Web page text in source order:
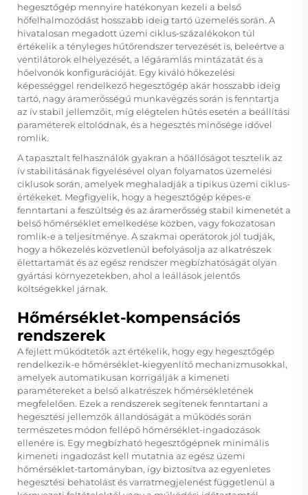
hegesztőgép mennyire hatékonyan kezeli a belső
hőfelhalmozódást hosszabb ideig tartó üzemelés során. A
hivatalosan megadott üzemi ciklus-százalékokon túl
értékelik a tényleges hűtőrendszer tervezését is, beleértve a
ventilátorok elhelyezését, a légáramlás mintázatát és a
hőelvonók konfigurációját. Egy kiváló hőkezelési
képességgel rendelkező hegesztőgép akár hosszabb ideig
tartó, nagy áramerősségű munkavégzés során is fenntartja
az ív stabil jellemzőit, míg elégtelen hűtés esetén a beállítási
paraméterek eltolódnak, és a hegesztés minősége idővel
romlik.
A tapasztalt felhasználók gyakran a hőállóságot tesztelik az
ív stabilitásának figyelésével olyan folyamatos üzemelési
ciklusok során, amelyek meghaladják a tipikus üzemi ciklus-
értékeket. Megfigyelik, hogy a hegesztőgép képes-e
fenntartani a feszültség és az áramerősség stabil kimenetét a
belső hőmérséklet emelkedése közben, vagy fokozatosan
romlik-e a teljesítménye. A szakmai operátorok jól tudják,
hogy a hőkezelés közvetlenül befolyásolja az alkatrészek
élettartamát és az egész rendszer megbízhatóságát olyan
gyártási környezetekben, ahol a leállások jelentős
költségekkel járnak.
Hőmérséklet-kompensációs
rendszerek
A fejlett működtetők azt értékelik, hogy egy hegesztőgép
rendelkezik-e hőmérséklet-kiegyenlítő mechanizmusokkal,
amelyek automatikusan korrigálják a kimeneti
paramétereket a belső alkatrészek hőmérsékletének
megfelelően. Ezek a rendszerek segítenek fenntartani a
hegesztési jellemzők állandóságát a működés során
természetes módon fellépő hőmérséklet-ingadozások
ellenére is. Egy megbízható hegesztőgépnek minimális
kimeneti ingadozást kell mutatnia az egész üzemi
hőmérséklet-tartományban, így biztosítva az egyenletes
hegesztési behatolást és varratmegjelenést függetlenül a